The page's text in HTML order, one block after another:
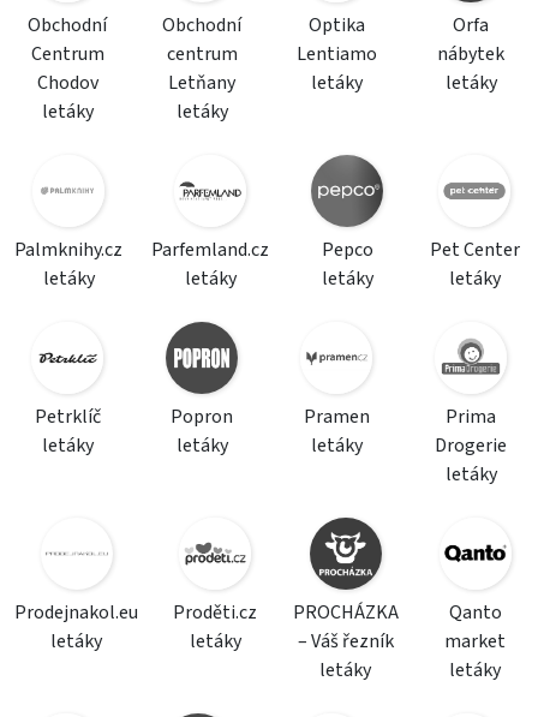
Obchodní
Centrum
Chodov
letáky
Obchodní
centrum
Letňany
letáky
Optika
Lentiamo
letáky
Orfa
nábytek
letáky
Palmknihy.cz
letáky
Parfemland.cz
letáky
Pepco
letáky
Pet Center
letáky
Petrklíč
letáky
Popron
letáky
Pramen
letáky
Prima
Drogerie
letáky
Prodejnakol.eu
letáky
Proděti.cz
letáky
PROCHÁZKA
– Váš řezník
letáky
Qanto
market
letáky